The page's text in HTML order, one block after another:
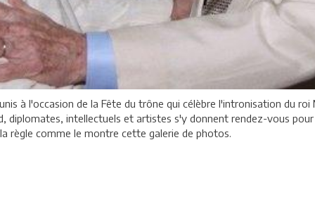
à l'occasion de la Fête du trône qui célèbre l'intronisation du
diplomates, intellectuels et artistes s'y donnent rendez-vous
règle comme le montre cette galerie de photos.